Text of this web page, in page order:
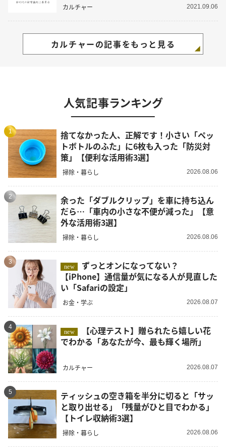
カルチャー 2021.09.06
カルチャーの記事をもっと見る
人気記事ランキング
1
捨てなかった人、正解です！小さい「ペッ
トボトルのふた」に6枚も入った「防災対
策」【便利な活用術3選】
掃除・暮らし 2026.08.06
2
余った「ダブルクリップ」を車に持ち込ん
だら…「車内の小さな不便が減った」【意
外な活用術3選】
掃除・暮らし 2026.08.06
3
new
【iPhone】通信量が気になる人が見直した
い「Safariの設定」
お金・学ぶ 2026.08.07
4
new
でわかる「あなたが今、最も輝く場所」
カルチャー 2026.08.07
5
ティッシュの空き箱を半分に切ると「サッ
と取り出せる」「残量がひと目でわかる」
【トイレ収納術3選】
掃除・暮らし 2026.08.06